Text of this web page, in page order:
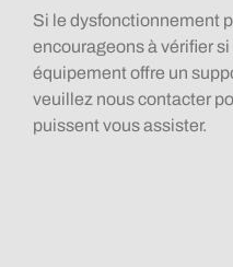
Si le dysfonctionnement
encourageons à vérifier
équipement offre un
veuillez nous contacter
puissent vous assister.